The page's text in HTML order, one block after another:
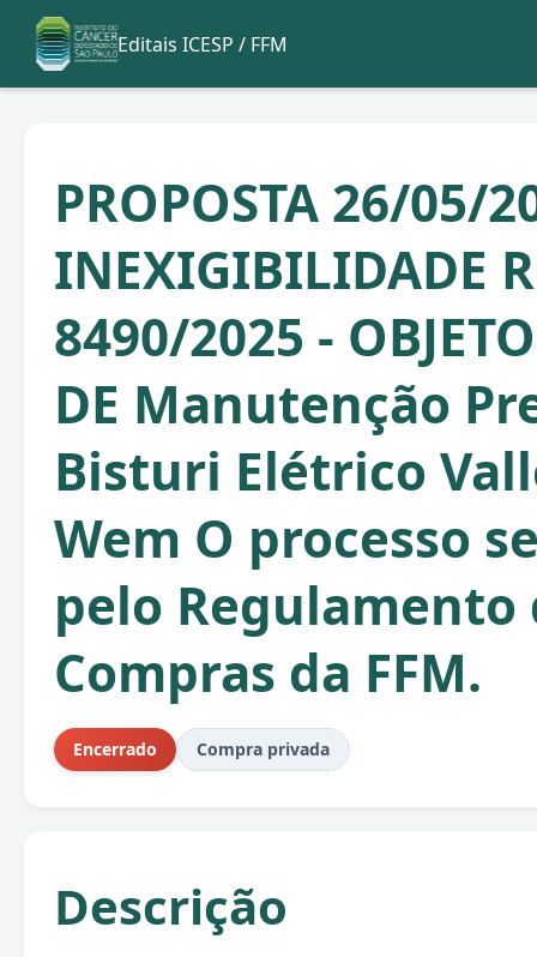
Editais ICESP / FFM
PROPOSTA 26/05/
INEXIGIBILIDADE
8490/2025 -
DE Manutenção
Bisturi Elétrico
Wem O processo
pelo Regulamento
Compras da FFM.
Encerrado Compra privada
Descrição